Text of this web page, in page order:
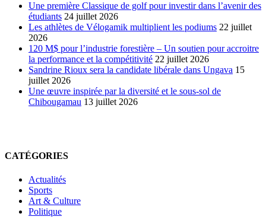
Une première Classique de golf pour investir dans l’avenir des
étudiants 24 juillet 2026
Les athlètes de Vélogamik multiplient les podiums 22 juillet
2026
120 M$ pour l’industrie forestière – Un soutien pour accroitre
la performance et la compétitivité 22 juillet 2026
Sandrine Rioux sera la candidate libérale dans Ungava 15
juillet 2026
Une œuvre inspirée par la diversité et le sous-sol de
Chibougamau 13 juillet 2026
CATÉGORIES
Actualités
Sports
Art & Culture
Politique